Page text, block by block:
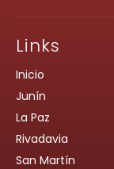
Links
Inicio
Junín
La Paz
Rivadavia
San Martín